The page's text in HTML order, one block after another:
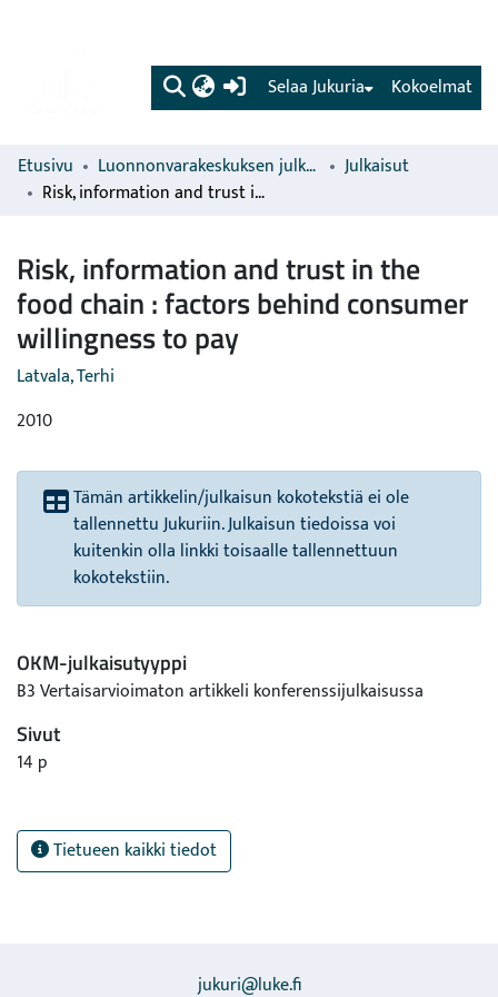
(current) Kokoelmat
Selaa Jukuria
Etusivu Luonnonvarakeskuksen julkaisut
Julkaisut
Risk, information and trust in the food chain : factors behind consumer willingness to pay
Risk, information and trust in the
food chain : factors behind consumer
willingness to pay
Latvala, Terhi
2010
Tämän artikkelin/julkaisun kokotekstiä ei ole
tallennettu Jukuriin. Julkaisun tiedoissa voi
kuitenkin olla linkki toisaalle tallennettuun
kokotekstiin.
OKM-julkaisutyyppi
B3 Vertaisarvioimaton artikkeli konferenssijulkaisussa
Sivut
14 p
Tietueen kaikki tiedot
jukuri@luke.fi